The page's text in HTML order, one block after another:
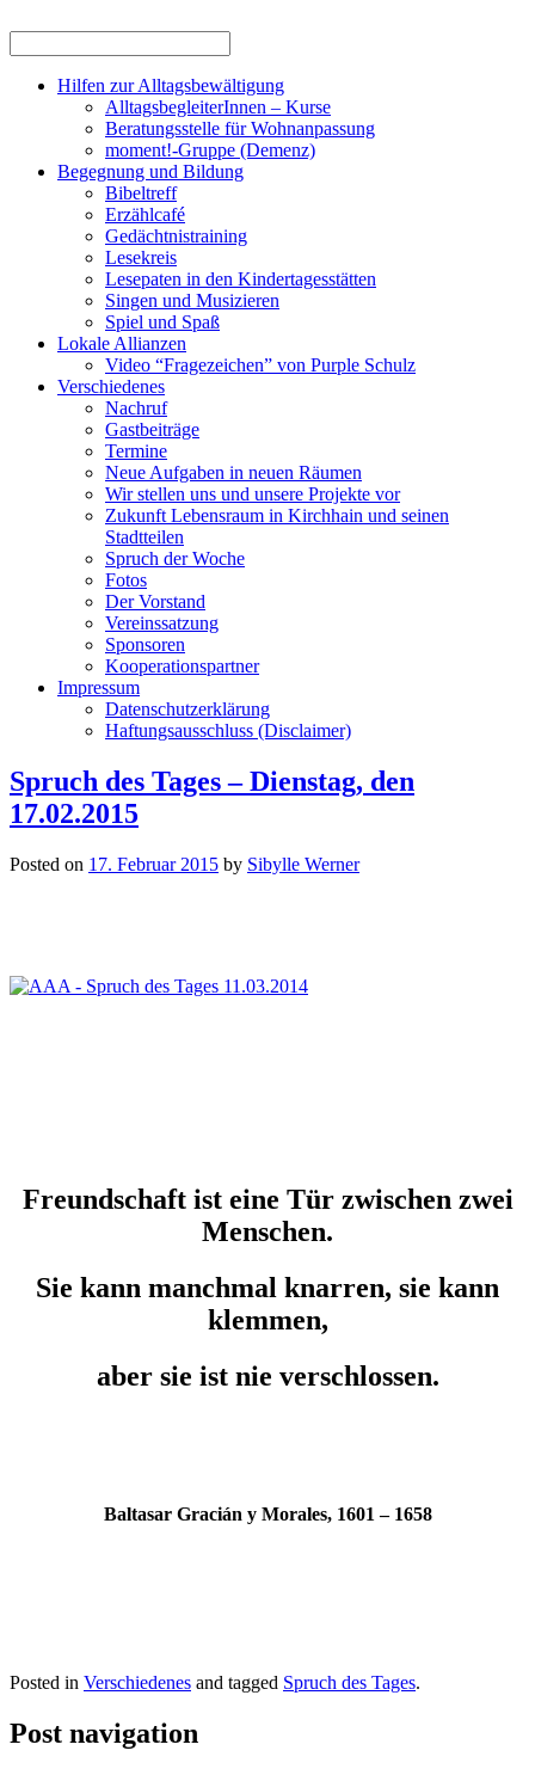
Hilfen zur Alltagsbewältigung
AlltagsbegleiterInnen – Kurse
Beratungsstelle für Wohnanpassung
moment!-Gruppe (Demenz)
Begegnung und Bildung
Bibeltreff
Erzählcafé
Gedächtnistraining
Lesekreis
Lesepaten in den Kindertagesstätten
Singen und Musizieren
Spiel und Spaß
Lokale Allianzen
Video “Fragezeichen” von Purple Schulz
Verschiedenes
Nachruf
Gastbeiträge
Termine
Neue Aufgaben in neuen Räumen
Wir stellen uns und unsere Projekte vor
Zukunft Lebensraum in Kirchhain und seinen
Stadtteilen
Spruch der Woche
Fotos
Der Vorstand
Vereinssatzung
Sponsoren
Kooperationspartner
Impressum
Datenschutzerklärung
Haftungsausschluss (Disclaimer)
Spruch des Tages – Dienstag, den
17.02.2015
Posted on 17. Februar 2015 by Sibylle Werner
Freundschaft ist eine Tür zwischen zwei
Menschen.
Sie kann manchmal knarren, sie kann
klemmen,
aber sie ist nie verschlossen.
Baltasar Gracián y Morales, 1601 – 1658
Posted in Verschiedenes and tagged Spruch des Tages.
Post navigation